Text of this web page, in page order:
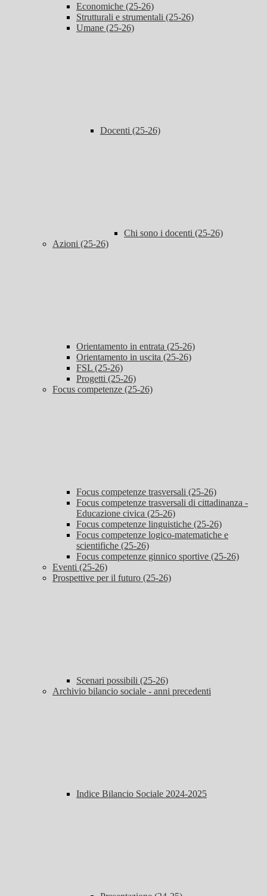
Economiche (25-26)
Strutturali e strumentali (25-26)
Umane (25-26)
Docenti (25-26)
Chi sono i docenti (25-26)
Azioni (25-26)
Orientamento in entrata (25-26)
Orientamento in uscita (25-26)
FSL (25-26)
Progetti (25-26)
Focus competenze (25-26)
Focus competenze trasversali (25-26)
Focus competenze trasversali di cittadinanza -
Educazione civica (25-26)
Focus competenze linguistiche (25-26)
Focus competenze logico-matematiche e
scientifiche (25-26)
Focus competenze ginnico sportive (25-26)
Eventi (25-26)
Prospettive per il futuro (25-26)
Scenari possibili (25-26)
Archivio bilancio sociale - anni precedenti
Indice Bilancio Sociale 2024-2025